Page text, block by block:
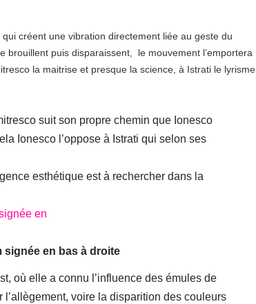
créent une vibration directement liée au geste du
brouillent puis disparaissent, le mouvement l’emportera
la maitrise et presque la science, à Istrati le lyrisme
suit son propre chemin que Ionesco
Ionesco l’oppose à Istrati qui selon ses
esthétique est à rechercher dans la
signée en bas à droite
où elle a connu l’influence des émules de
l’allègement, voire la disparition des couleurs